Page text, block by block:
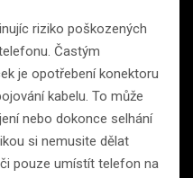
riziko poškozených
Častým
je opotřebení konektoru
kabelu. To může
nebo dokonce selhání
si nemusite dělat
pouze umístít telefon na